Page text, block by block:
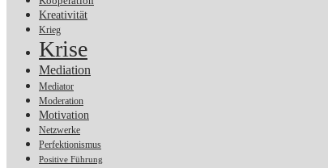
Kreativität
Krieg
Krise
Mediation
Mediator
Moderation
Motivation
Netzwerke
Perfektionismus
Positive Führung